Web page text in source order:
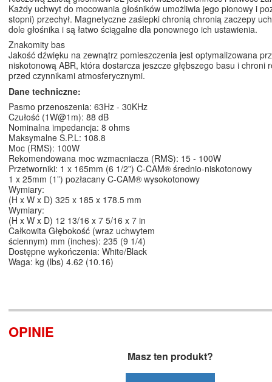
Każdy uchwyt do mocowania głośników umożliwia jego pionowy i
stopni) przechył. Magnetyczne zaślepki chronią chronią zaczepy
dole głośnika i są łatwo ściągalne dla ponownego ich ustawienia.
Znakomity bas
Jakość dźwięku na zewnątrz pomieszczenia jest optymalizowana
niskotonową ABR, która dostarcza jeszcze głębszego basu i chroni
przed czynnikami atmosferycznymi.
Dane techniczne:
Pasmo przenoszenia: 63Hz - 30KHz
Czułość (1W@1m): 88 dB
Nominalna impedancja: 8 ohms
Maksymalne S.P.L: 108.8
Moc (RMS): 100W
Rekomendowana moc wzmacniacza (RMS): 15 - 100W
Przetworniki: 1 x 165mm (6 1/2”) C-CAM® średnio-niskotonowy
1 x 25mm (1”) pozłacany C-CAM® wysokotonowy
Wymiary:
(H x W x D) 325 x 185 x 178.5 mm
Wymiary:
(H x W x D) 12 13/16 x 7 5/16 x 7 in
Całkowita Głębokość (wraz uchwytem
ściennym) mm (inches): 235 (9 1/4)
Dostępne wykończenia: White/Black
Waga: kg (lbs) 4.62 (10.16)
OPINIE
Masz ten produkt?